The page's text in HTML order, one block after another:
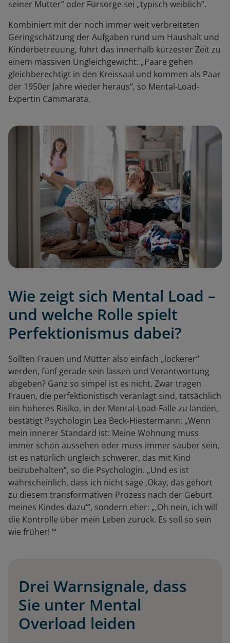
seiner Mutter“ oder Fürsorge sei „typisch weiblich“.
Kombiniert mit der noch immer weit verbreiteten
Geringschätzung der Aufgaben rund um Haushalt und
Kinderbetreuung, führt das innerhalb kürzester Zeit zu
einem massiven Ungleichgewicht: „Paare gehen
gleichberechtigt in den Kreissaal und kommen als Paar
der 1950er Jahre wieder heraus“, so Mental-Load-
Expertin Cammarata.
Wie zeigt sich Mental Load –
und welche Rolle spielt
Perfektionismus dabei?
Sollten Frauen und Mütter also einfach „lockerer“
werden, fünf gerade sein lassen und Verantwortung
abgeben? Ganz so simpel ist es nicht. Zwar tragen
Frauen, die perfektionistisch veranlagt sind, tatsächlich
ein höheres Risiko, in der Mental-Load-Falle zu landen,
bestätigt Psychologin Lea Beck-Hiestermann: „Wenn
mein innerer Standard ist: Meine Wohnung muss
immer schön aussehen oder muss immer sauber sein,
ist es natürlich ungleich schwerer, das mit Kind
beizubehalten“, so die Psychologin. „Und es ist
wahrscheinlich, dass ich nicht sage ‚Okay, das gehört
zu diesem transformativen Prozess nach der Geburt
meines Kindes dazu‘“, sondern eher: „‚Oh nein, ich will
die Kontrolle über mein Leben zurück. Es soll so sein
wie früher! ‘“
Drei Warnsignale, dass
Sie unter Mental
Overload leiden